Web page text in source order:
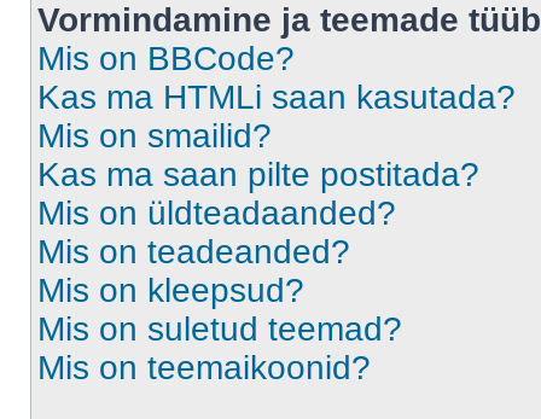
Vormindamine ja teemade
Mis on BBCode?
Kas ma HTMLi saan kasutada?
Mis on smailid?
Kas ma saan pilte postitada?
Mis on üldteadaanded?
Mis on teadeanded?
Mis on kleepsud?
Mis on suletud teemad?
Mis on teemaikoonid?